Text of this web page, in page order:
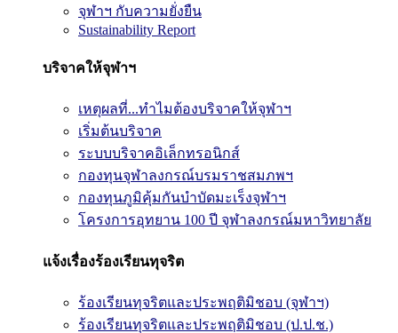
จุฬาฯ กับความยั่งยืน
Sustainability Report
บริจาคให้จุฬาฯ
เหตุผลที่...ทำไมต้องบริจาคให้จุฬาฯ
เริ่มต้นบริจาค
ระบบบริจาคอิเล็กทรอนิกส์
กองทุนจุฬาลงกรณ์บรมราชสมภพฯ
กองทุนภูมิคุ้มกันบำบัดมะเร็งจุฬาฯ
โครงการอุทยาน 100 ปี จุฬาลงกรณ์มหาวิทยาลัย
แจ้งเรื่องร้องเรียนทุจริต
ร้องเรียนทุจริตและประพฤติมิชอบ (จุฬาฯ)
ร้องเรียนทุจริตและประพฤติมิชอบ (ป.ป.ช.)